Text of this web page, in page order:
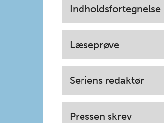
Indholdsfortegnelse
Læseprøve
Seriens redaktør
Pressen skrev